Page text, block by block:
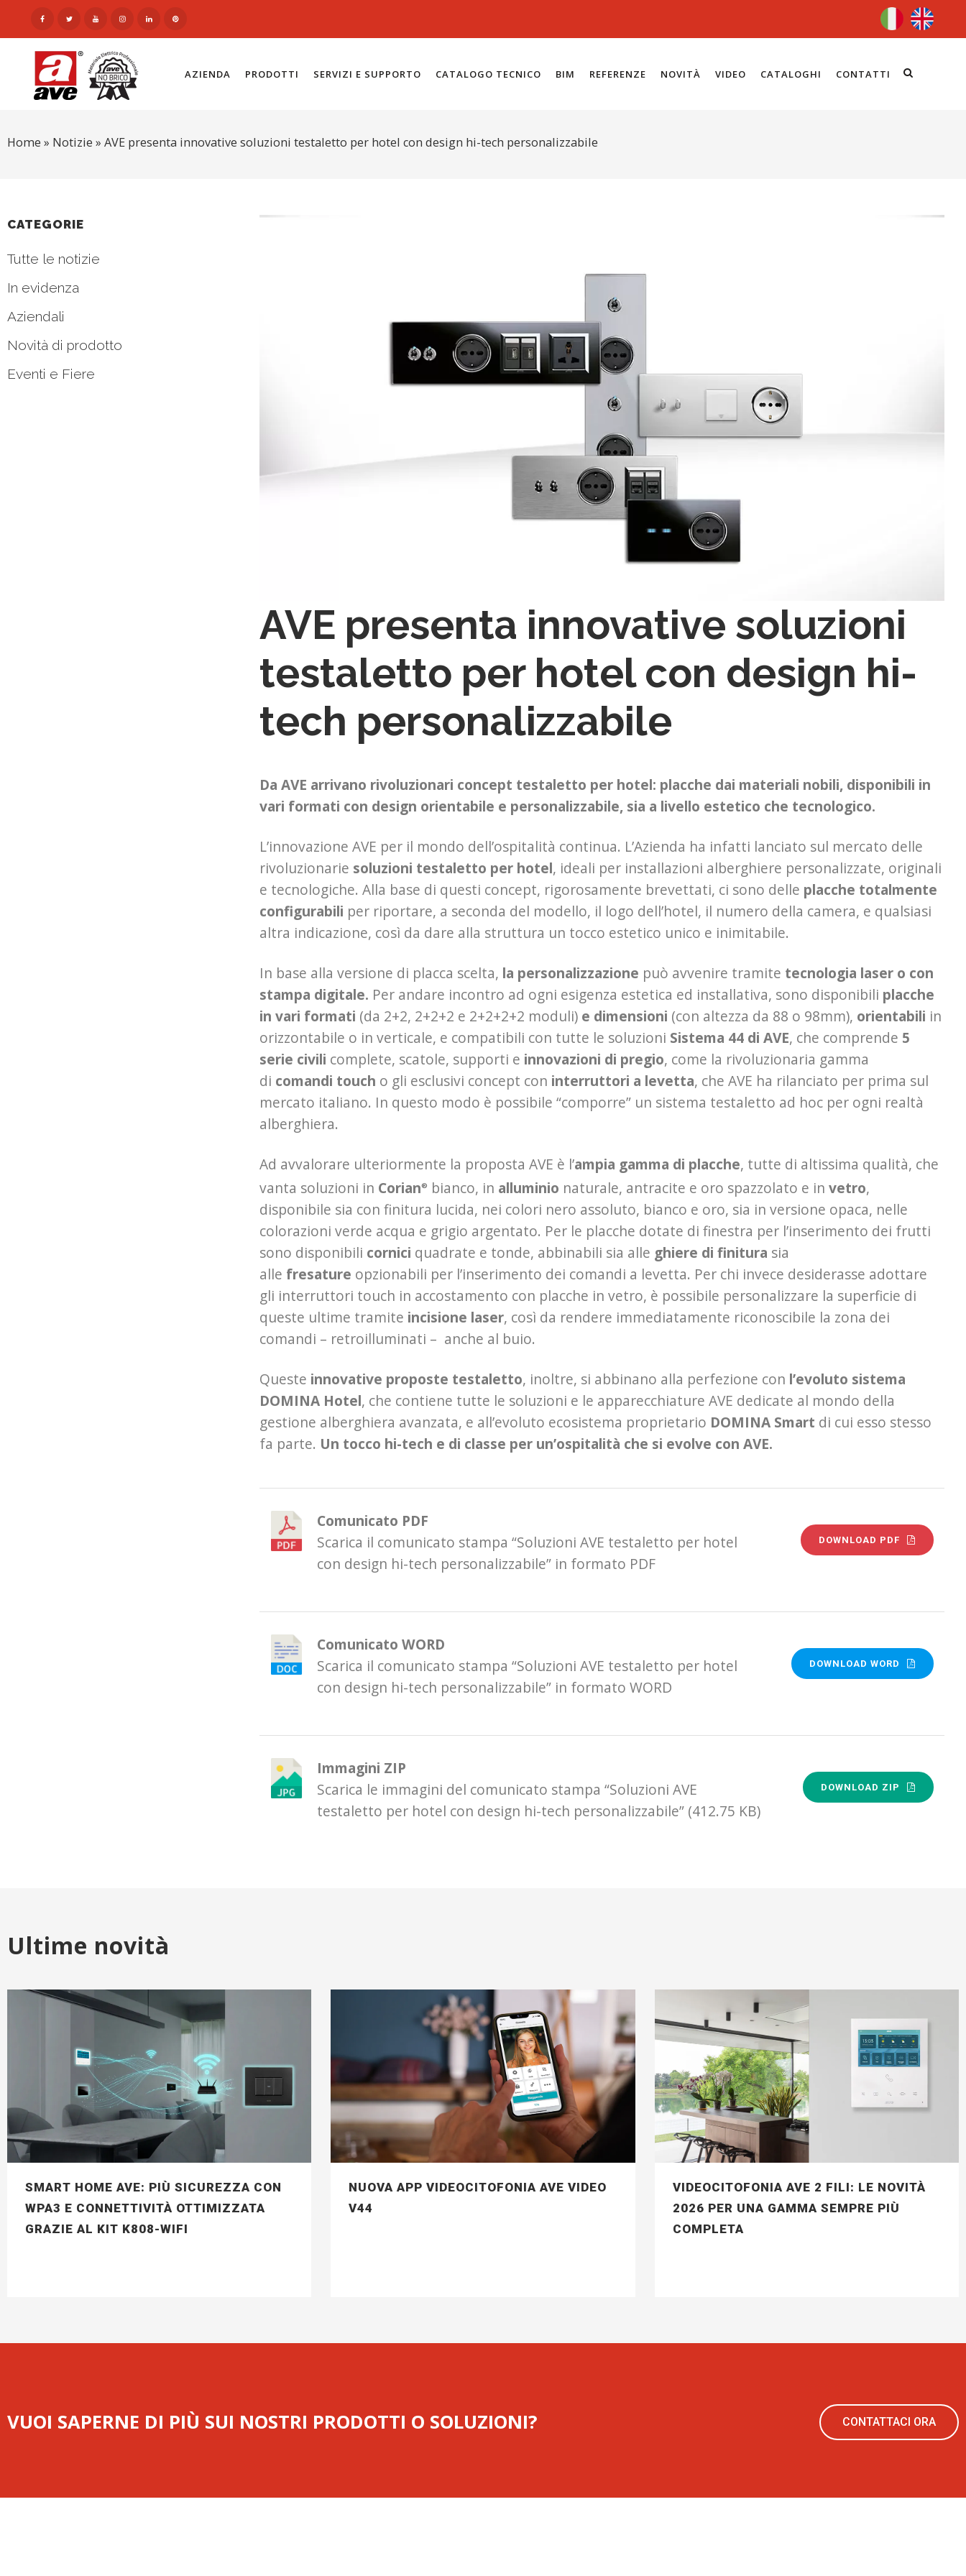
AZIENDA PRODOTTI SERVIZI E SUPPORTO CATALOGO TECNICO BIM REFERENZE NOVITÀ VIDEO CATALOGHI CONTATTI
Home » Notizie » AVE presenta innovative soluzioni testaletto per hotel con design hi-tech personalizzabile
CATEGORIE
Tutte le notizie
In evidenza
Aziendali
Novità di prodotto
Eventi e Fiere
AVE presenta innovative soluzioni
testaletto per hotel con design hi-
tech personalizzabile
Da AVE arrivano rivoluzionari concept testaletto per hotel: placche dai materiali nobili, disponibili in
vari formati con design orientabile e personalizzabile, sia a livello estetico che tecnologico.
L’innovazione AVE per il mondo dell’ospitalità continua. L’Azienda ha infatti lanciato sul mercato delle
rivoluzionarie soluzioni testaletto per hotel, ideali per installazioni alberghiere personalizzate, originali
e tecnologiche. Alla base di questi concept, rigorosamente brevettati, ci sono delle placche totalmente
configurabili per riportare, a seconda del modello, il logo dell’hotel, il numero della camera, e qualsiasi
altra indicazione, così da dare alla struttura un tocco estetico unico e inimitabile.
In base alla versione di placca scelta, la personalizzazione può avvenire tramite tecnologia laser o con
stampa digitale. Per andare incontro ad ogni esigenza estetica ed installativa, sono disponibili placche
in vari formati (da 2+2, 2+2+2 e 2+2+2+2 moduli) e dimensioni (con altezza da 88 o 98mm), orientabili in
orizzontabile o in verticale, e compatibili con tutte le soluzioni Sistema 44 di AVE, che comprende 5
serie civili complete, scatole, supporti e innovazioni di pregio, come la rivoluzionaria gamma
di comandi touch o gli esclusivi concept con interruttori a levetta, che AVE ha rilanciato per prima sul
mercato italiano. In questo modo è possibile “comporre” un sistema testaletto ad hoc per ogni realtà
alberghiera.
Ad avvalorare ulteriormente la proposta AVE è l’ampia gamma di placche, tutte di altissima qualità, che
vanta soluzioni in Corian® bianco, in alluminio naturale, antracite e oro spazzolato e in vetro,
disponibile sia con finitura lucida, nei colori nero assoluto, bianco e oro, sia in versione opaca, nelle
colorazioni verde acqua e grigio argentato. Per le placche dotate di finestra per l’inserimento dei frutti
sono disponibili cornici quadrate e tonde, abbinabili sia alle ghiere di finitura sia
alle fresature opzionabili per l’inserimento dei comandi a levetta. Per chi invece desiderasse adottare
gli interruttori touch in accostamento con placche in vetro, è possibile personalizzare la superficie di
queste ultime tramite incisione laser, così da rendere immediatamente riconoscibile la zona dei
comandi – retroilluminati – anche al buio.
Queste innovative proposte testaletto, inoltre, si abbinano alla perfezione con l’evoluto sistema
DOMINA Hotel, che contiene tutte le soluzioni e le apparecchiature AVE dedicate al mondo della
gestione alberghiera avanzata, e all’evoluto ecosistema proprietario DOMINA Smart di cui esso stesso
fa parte. Un tocco hi-tech e di classe per un’ospitalità che si evolve con AVE.
Comunicato PDF
Scarica il comunicato stampa “Soluzioni AVE testaletto per hotel
con design hi-tech personalizzabile” in formato PDF
DOWNLOAD PDF
Comunicato WORD
Scarica il comunicato stampa “Soluzioni AVE testaletto per hotel
con design hi-tech personalizzabile” in formato WORD
DOWNLOAD WORD
Immagini ZIP
Scarica le immagini del comunicato stampa “Soluzioni AVE
testaletto per hotel con design hi-tech personalizzabile” (412.75 KB)
DOWNLOAD ZIP
Ultime novità
SMART HOME AVE: PIÙ SICUREZZA CON
WPA3 E CONNETTIVITÀ OTTIMIZZATA
GRAZIE AL KIT K808-WIFI
NUOVA APP VIDEOCITOFONIA AVE VIDEO
V44
VIDEOCITOFONIA AVE 2 FILI: LE NOVITÀ
2026 PER UNA GAMMA SEMPRE PIÙ
COMPLETA
VUOI SAPERNE DI PIÙ SUI NOSTRI PRODOTTI O SOLUZIONI? CONTATTACI ORA